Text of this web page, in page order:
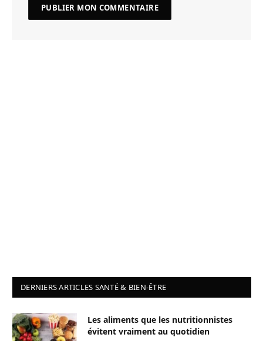
DERNIERS ARTICLES SANTÉ & BIEN-ÊTRE
Les aliments que les nutritionnistes
évitent vraiment au quotidien